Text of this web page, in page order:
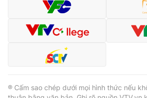
Cơ quan chủ quản:Đài Truyền hình Việt
® Cấm sao chép dưới mọi hình thức nếu